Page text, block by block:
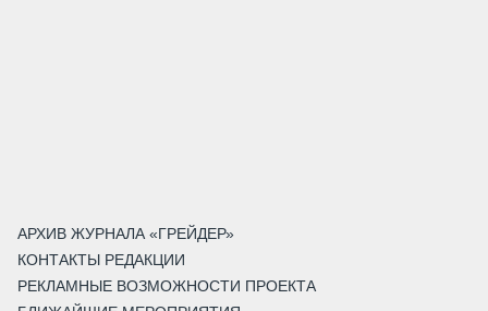
АРХИВ ЖУРНАЛА «ГРЕЙДЕР»
КОНТАКТЫ РЕДАКЦИИ
РЕКЛАМНЫЕ ВОЗМОЖНОСТИ ПРОЕКТА